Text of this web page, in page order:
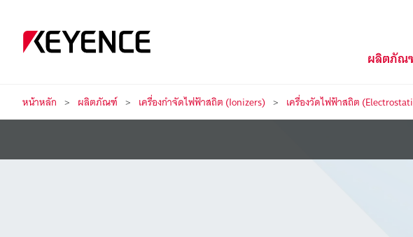
ผลิตภัณ
หน้าหลัก ผลิตภัณฑ์ เครื่องกำจัดไฟฟ้าสถิต (Ionizers) เครื่องวัดไฟฟ้าสถิต